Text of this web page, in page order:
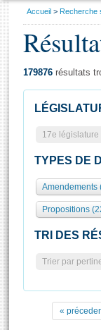
Présidence
577 députés
Groupes
Séance
Europe et
Pétitions
Rôle et
Présidence
( Constitution |
Visiter
Visite
Assister à
La
Vous
Accueil Recherche
179876 résultats
17e législature
TYPES DE
Amendements
Propositions
TRI DES
Trier par
«